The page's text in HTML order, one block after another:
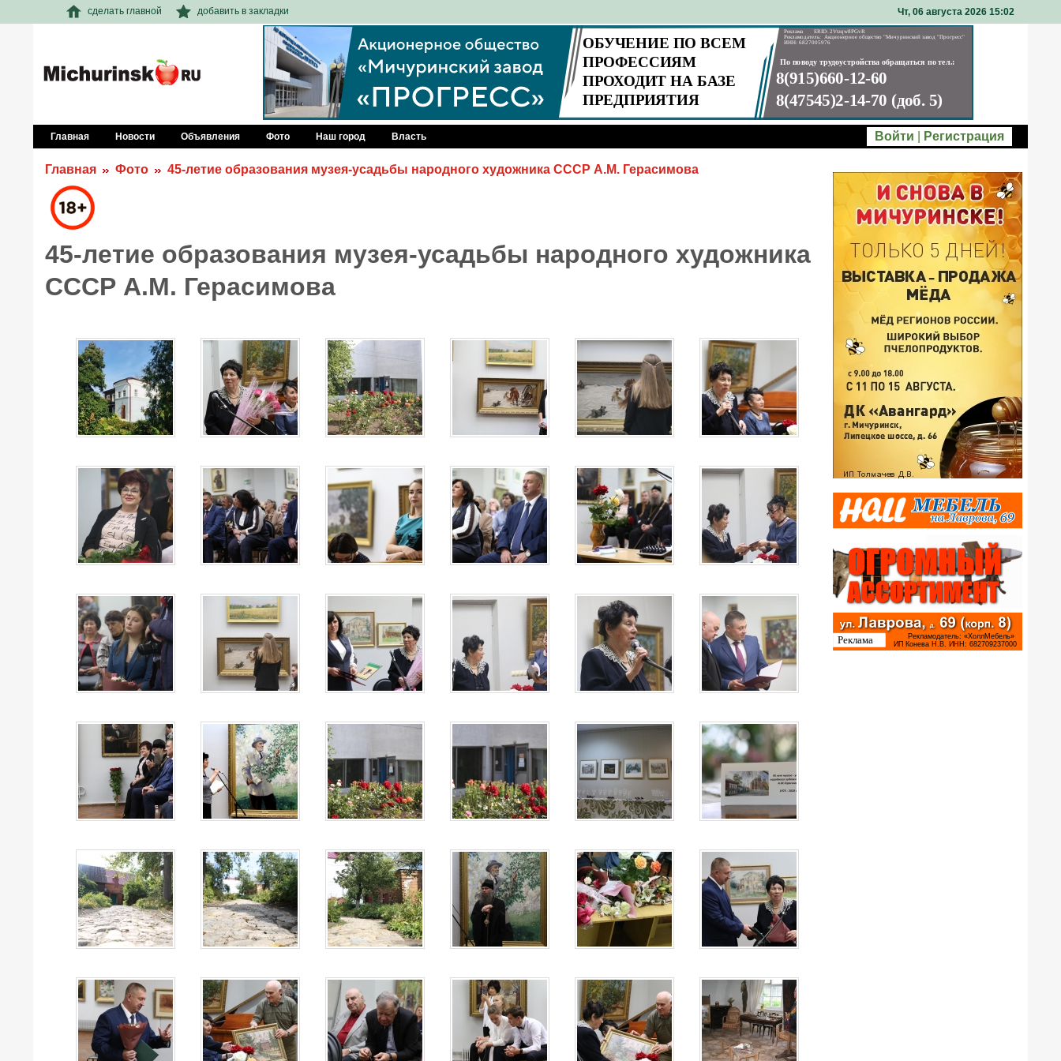
сделать главной добавить в закладки Чт, 06 августа 2026 15 02
Главная Новости Объявления Фото Наш город Власть Войти Регистрация
Главная Фото 45-летие образования музея-усадьбы народного художника СССР А.М. Герасимова
45-летие образования музея-усадьбы народного художника
СССР А.М. Герасимова